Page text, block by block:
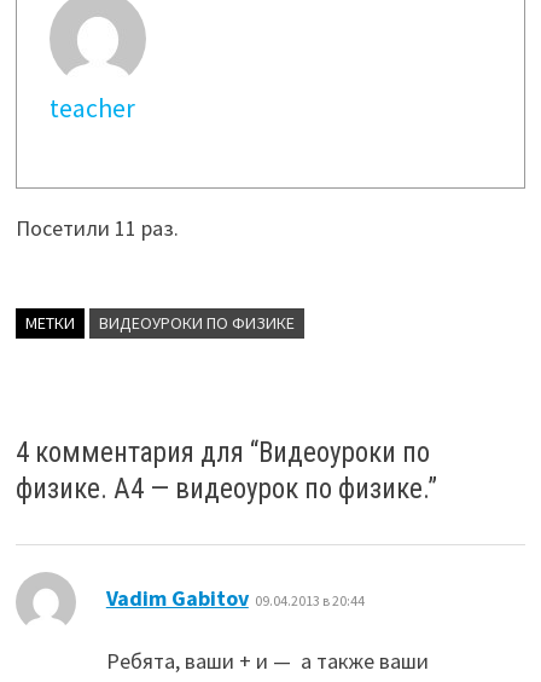
teacher
Посетили 11 раз.
МЕТКИ ВИДЕОУРОКИ ПО ФИЗИКЕ
4 комментария для “Видеоуроки по
физике. А4 — видеоурок по физике.”
Vadim Gabitov: 09.04.2013 в 20:44
Ребята, ваши + и — а также ваши